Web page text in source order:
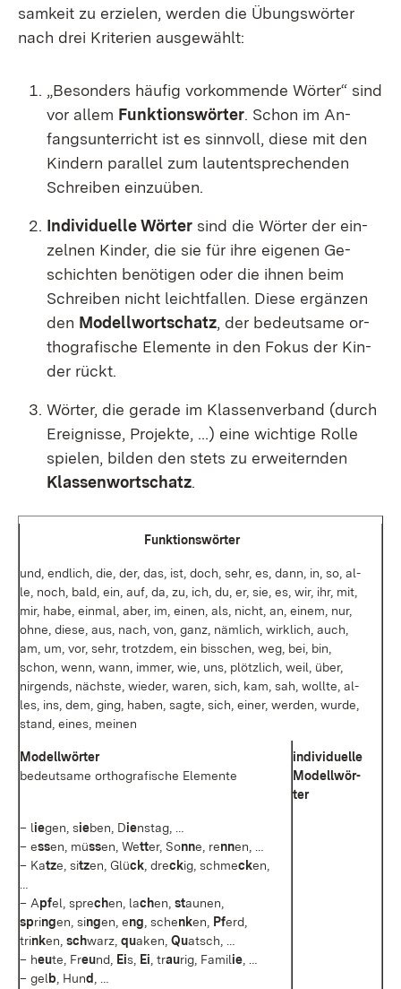
sam­keit zu er­zie­len, wer­den die Übungs­wör­ter
nach drei Kri­te­ri­en aus­ge­wählt:
„Be­son­ders häu­fig vor­kom­men­de Wör­ter“ sind
vor al­lem Funk­ti­ons­wör­ter. Schon im An­
fangs­un­ter­richt ist es sinn­voll, die­se mit den
Kin­dern par­al­lel zum lau­t­ent­spre­chen­den
Schrei­ben ein­zu­üben.
In­di­vi­du­el­le Wör­ter sind die Wör­ter der ein­
zel­nen Kin­der, die sie für ih­re ei­ge­nen Ge­
schich­ten be­nö­ti­gen oder die ih­nen beim
Schrei­ben nicht leicht­fal­len. Die­se er­gän­zen
den Mo­dell­wort­schatz, der be­deut­sa­me or­
tho­gra­fi­sche Ele­men­te in den Fo­kus der Kin­
der rückt.
Wör­ter, die ge­ra­de im Klas­sen­ver­band (durch
Er­eig­nis­se, Pro­jek­te, …) ei­ne wich­ti­ge Rol­le
spie­len, bil­den den stets zu er­wei­tern­den
Klas­sen­wort­schatz.
Funk­ti­ons­wör­ter
und, end­lich, die, der, das, ist, doch, sehr, es, dann, in, so, al­
le, noch, bald, ein, auf, da, zu, ich, du, er, sie, es, wir, ihr, mit,
mir, ha­be, ein­mal, aber, im, ei­nen, als, nicht, an, ei­nem, nur,
oh­ne, die­se, aus, nach, von, ganz, näm­lich, wirk­lich, auch,
am, um, vor, sehr, trotz­dem, ein biss­chen, weg, bei, bin,
schon, wenn, wann, im­mer, wie, uns, plötz­lich, weil, über,
nir­gends, nächs­te, wie­der, wa­ren, sich, kam, sah, woll­te, al­
les, ins, dem, ging, ha­ben, sag­te, sich, ei­ner, wer­den, wur­de,
stand, ei­nes, mei­nen
Mo­dell­wör­ter
be­deut­sa­me or­tho­gra­fi­sche Ele­men­te
in­di­vi­du­el­le
Mo­dell­wör­
ter
– liegen, sieben, Diens­tag, …
– essen, müssen, Wetter, Sonne, rennen, …
– Katze, sitzen, Glück , dreckig, schmecken,
– Apfel, sp­rechen, lachen, stau­nen,
springen, singen, eng , schenken, Pferd,
trinken, schwarz, quaken, Quatsch, …
– heute, Freund, Eis, Ei , traurig, Fa­milie
– gelb , Hund